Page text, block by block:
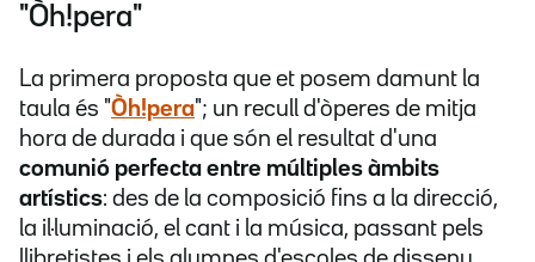
"Òh!pera"
La primera proposta que et posem damunt la
taula és "Òh!pera"; un recull d'òperes de mitja
hora de durada i que són el resultat d'una
comunió perfecta entre múltiples àmbits
artístics: des de la composició fins a la direcció,
la il·luminació, el cant i la música, passant pels